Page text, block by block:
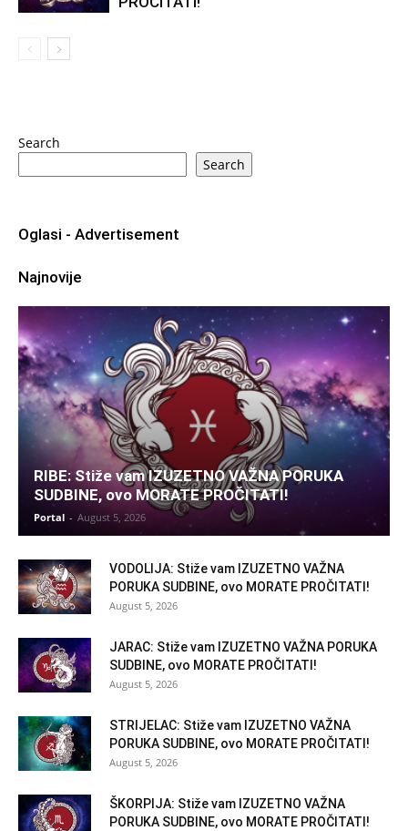
Search
Search
Oglasi - Advertisement
Najnovije
RIBE: Stiže vam IZUZETNO VAŽNA PORUKA
SUDBINE, ovo MORATE PROČITATI!
Portal - August 5, 2026
VODOLIJA: Stiže vam IZUZETNO VAŽNA
PORUKA SUDBINE, ovo MORATE PROČITATI!
August 5, 2026
JARAC: Stiže vam IZUZETNO VAŽNA PORUKA
SUDBINE, ovo MORATE PROČITATI!
August 5, 2026
STRIJELAC: Stiže vam IZUZETNO VAŽNA
PORUKA SUDBINE, ovo MORATE PROČITATI!
August 5, 2026
ŠKORPIJA: Stiže vam IZUZETNO VAŽNA
PORUKA SUDBINE, ovo MORATE PROČITATI!